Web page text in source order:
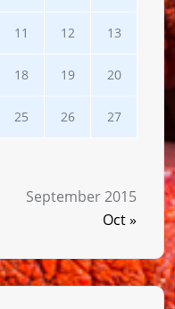
September 2015
11 12 13
18 19 20
25 26 27
Oct »